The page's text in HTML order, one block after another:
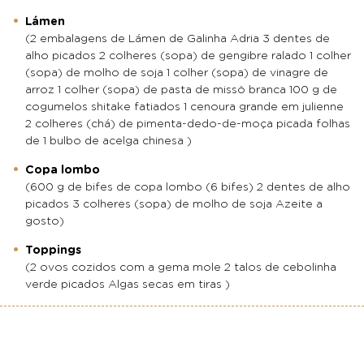
Lámen
(2 embalagens de Lámen de Galinha Adria 3 dentes de
alho picados 2 colheres (sopa) de gengibre ralado 1 colher
(sopa) de molho de soja 1 colher (sopa) de vinagre de
arroz 1 colher (sopa) de pasta de missô branca 100 g de
cogumelos shitake fatiados 1 cenoura grande em julienne
2 colheres (chá) de pimenta-dedo-de-moça picada folhas
de 1 bulbo de acelga chinesa )
Copa lombo
(600 g de bifes de copa lombo (6 bifes) 2 dentes de alho
picados 3 colheres (sopa) de molho de soja Azeite a
gosto)
Toppings
(2 ovos cozidos com a gema mole 2 talos de cebolinha
verde picados Algas secas em tiras )